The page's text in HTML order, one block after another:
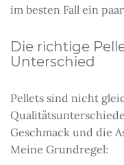
im besten Fall ein
Die richtige
Unterschied
Pellets sind nicht
Geschmack und die
Meine Grundregel: